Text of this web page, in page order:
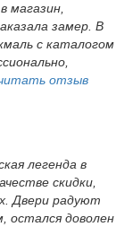
магазин,
замер. В
с каталогом
отзыв
легенда в
скидки,
Двери радуют
остался доволен